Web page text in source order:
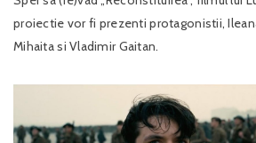
proiectie vor fi prezenti protagonistii,
Mihaita si Vladimir Gaitan.